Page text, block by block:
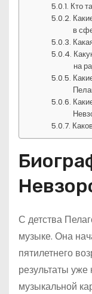
Кто
в
на
С детства
музыке. Она
пятилетнего
результаты уже
музыкальной